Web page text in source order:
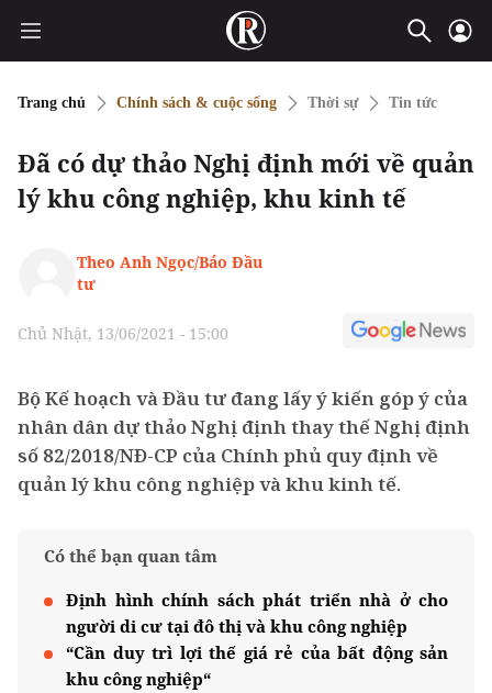
Trang chủ Chính sách & cuộc sống Thời sự Tin tức
Đã có dự thảo Nghị định mới về quản
lý khu công nghiệp, khu kinh tế
Theo Anh Ngọc/Báo Đầu
tư
Chủ Nhật, 13/06/2021 - 15:00
Bộ Kế hoạch và Đầu tư đang lấy ý kiến góp ý của
nhân dân dự thảo Nghị định thay thế Nghị định
số 82/2018/NĐ-CP của Chính phủ quy định về
quản lý khu công nghiệp và khu kinh tế.
Có thể bạn quan tâm
Định hình chính sách phát triển nhà ở cho
người di cư tại đô thị và khu công nghiệp
“Cần duy trì lợi thế giá rẻ của bất động sản
khu công nghiệp“